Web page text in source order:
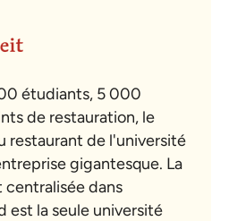
étudiants, 5 000
de restauration, le
restaurant de l'université
gigantesque. La
centralisée dans
est la seule université